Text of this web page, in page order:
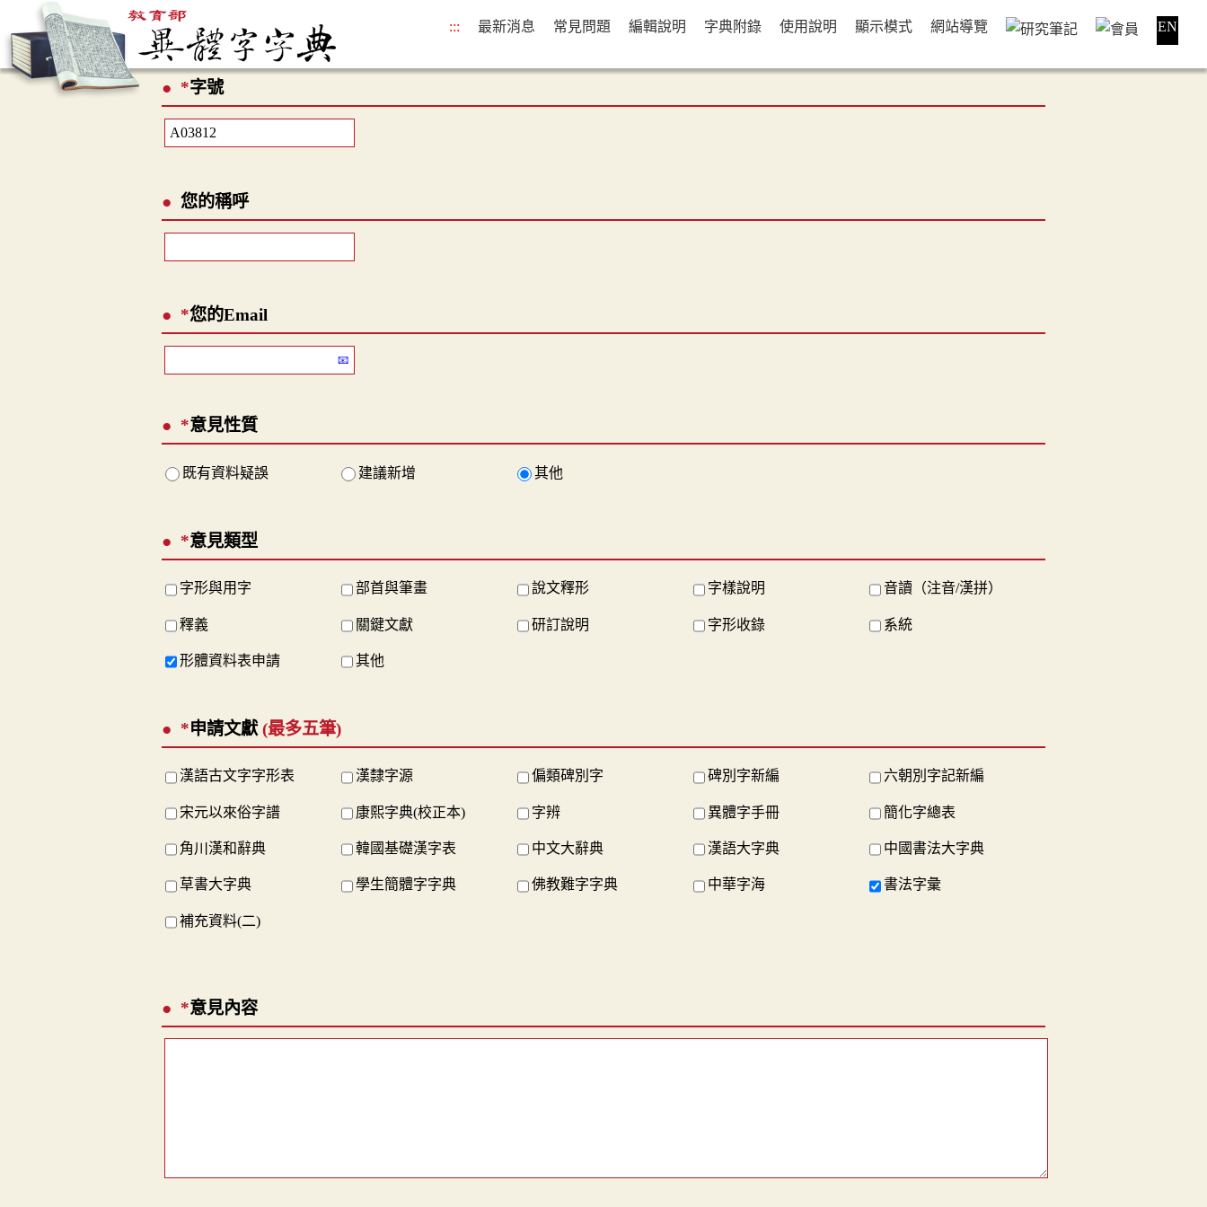
::: 最新消息 常見問題 編輯說明 字典附錄 使用說明 顯示模式 網站導覽 EN
*字號
您的稱呼
*您的Email
*意見性質
既有資料疑誤 建議新增 其他
*意見類型
字形與用字 部首與筆畫 說文釋形 字樣說明 音讀（注音/漢拼）
釋義 關鍵文獻 研訂說明 字形收錄 系統
形體資料表申請 其他
*申請文獻 (最多五筆)
漢語古文字字形表 漢隸字源 偏類碑別字 碑別字新編 六朝別字記新編
宋元以來俗字譜 康熙字典(校正本) 字辨 異體字手冊 簡化字總表
角川漢和辭典 韓國基礎漢字表 中文大辭典 漢語大字典 中國書法大字典
草書大字典 學生簡體字字典 佛教難字字典 中華字海 書法字彙
補充資料(二)
*意見內容